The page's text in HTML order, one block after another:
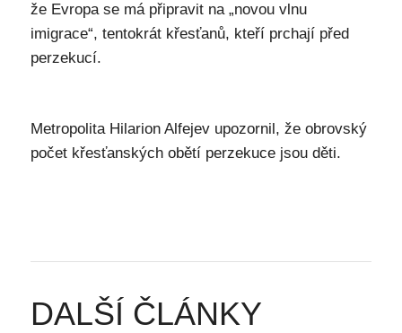
že Evropa se má připravit na „novou vlnu
imigrace“, tentokrát křesťanů, kteří prchají před
perzekucí.
Metropolita Hilarion Alfejev upozornil, že obrovský
počet křesťanských obětí perzekuce jsou děti.
DALŠÍ ČLÁNKY